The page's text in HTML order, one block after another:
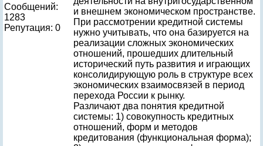
Сообщений:
1283
Репутация: 0
и внешнем экономическом пространстве.
При рассмотрении кредитной системы
нужно учитывать, что она базируется на
реализации сложных экономических
отношений, прошедших длительный
исторический путь развития и играющих
консолидирующую роль в структуре всех
экономических взаимосвязей в период
перехода России к рынку.
Различают два понятия кредитной
системы: 1) совокупность кредитных
отношений, форм и методов
кредитования (функциональная форма);